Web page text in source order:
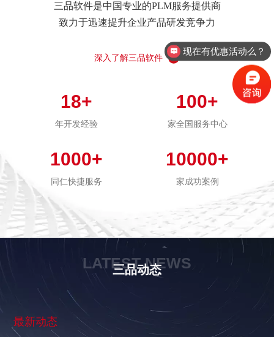
三品软件是中国专业的PLM服务提供商
致力于迅速提升企业产品研发竞争力
深入了解三品软件
18+
年开发经验
100+
家全国服务中心
1000+
同仁快捷服务
10000+
家成功案例
LATEST NEWS
三品动态
最新动态
现在有优惠活动么？